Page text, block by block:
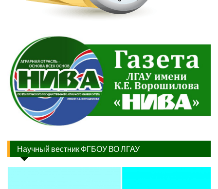
Научный вестник ФГБОУ ВО ЛГАУ